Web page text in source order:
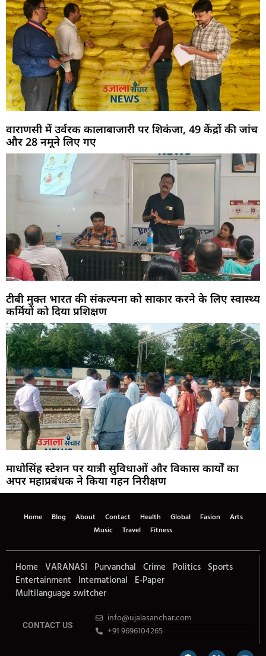
वाराणसी में उर्वरक कालाबाजारी पर शिकंजा, 49 केंद्रों की जांच
और 28 नमूने लिए गए
टीबी मुक्त भारत की संकल्पना को साकार करने के लिए स्वास्थ्य
कर्मियों को दिया प्रशिक्षण
माधोसिंह स्टेशन पर यात्री सुविधाओं और विकास कार्यों का
अपर महाप्रबंधक ने किया गहन निरीक्षण
Home Blog About Contact Health Global Fasion
Arts
Music
Travel Fitness
Home VARANASI Purvanchal Crime Politics Sports
Entertainment International E-Paper
Multilanguage switcher
CONTACT US
info@ujalasanchar.com
+91 9696104265